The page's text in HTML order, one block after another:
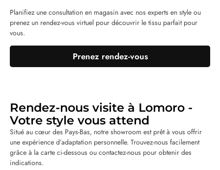
Planifiez une consultation en magasin avec nos experts en style ou
prenez un rendez-vous virtuel pour découvrir le tissu parfait pour
vous.
Prenez rendez-vous
Rendez-nous visite à Lomoro -
Votre style vous attend
Situé au cœur des Pays-Bas, notre showroom est prêt à vous offrir
une expérience d’adaptation personnelle. Trouvez-nous facilement
grâce à la carte ci-dessous ou contactez-nous pour obtenir des
indications.